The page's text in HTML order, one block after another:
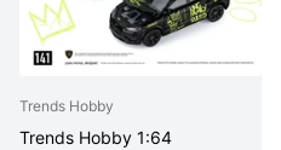
Trends Hobby
Trends Hobby 1:64